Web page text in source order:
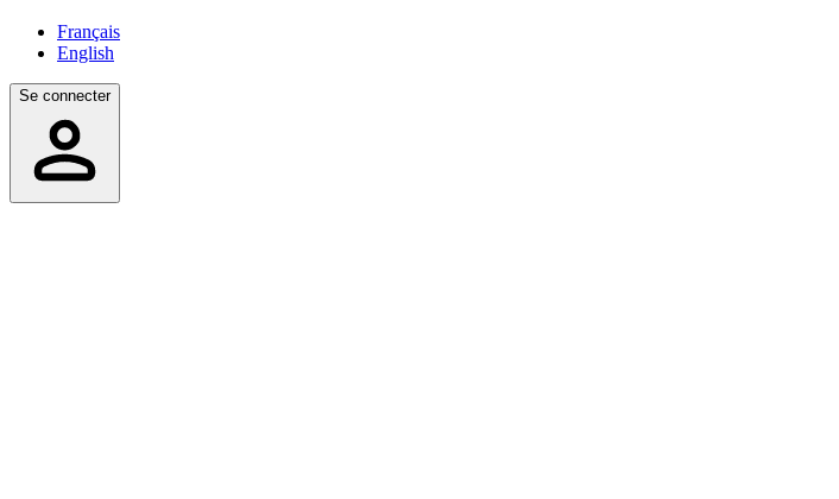
Français
English
Se connecter